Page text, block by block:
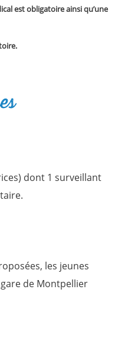
est obligatoire ainsi qu’une
dont 1 surveillant
les jeunes
de Montpellier